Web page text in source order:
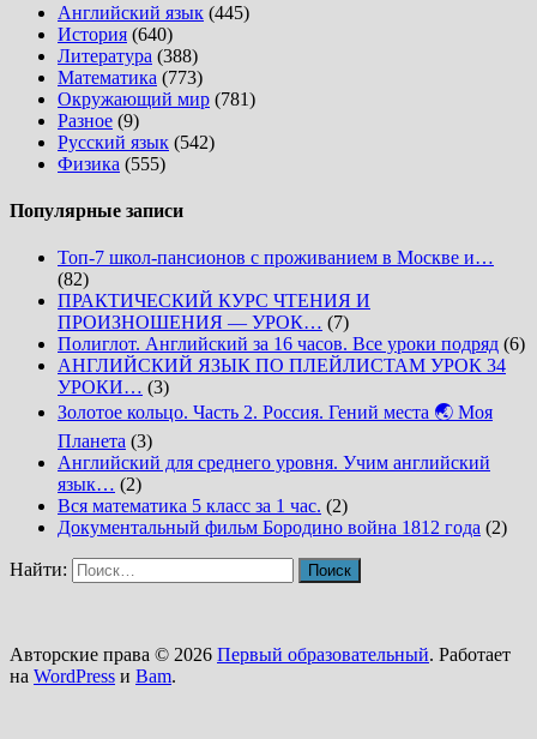
Английский язык (445)
История (640)
Литература (388)
Математика (773)
Окружающий мир (781)
Разное (9)
Русский язык (542)
Физика (555)
Популярные записи
Топ-7 школ-пансионов с проживанием в Москве и…
(82)
ПРАКТИЧЕСКИЙ КУРС ЧТЕНИЯ И
ПРОИЗНОШЕНИЯ — УРОК… (7)
Полиглот. Английский за 16 часов. Все уроки подряд (6)
АНГЛИЙСКИЙ ЯЗЫК ПО ПЛЕЙЛИСТАМ УРОК 34
УРОКИ… (3)
Золотое кольцо. Часть 2. Россия. Гений места 🌏 Моя
Планета (3)
Английский для среднего уровня. Учим английский
язык… (2)
Вся математика 5 класс за 1 час. (2)
Документальный фильм Бородино война 1812 года (2)
Найти:
Авторские права © 2026 Первый образовательный. Работает
на WordPress и Bam.